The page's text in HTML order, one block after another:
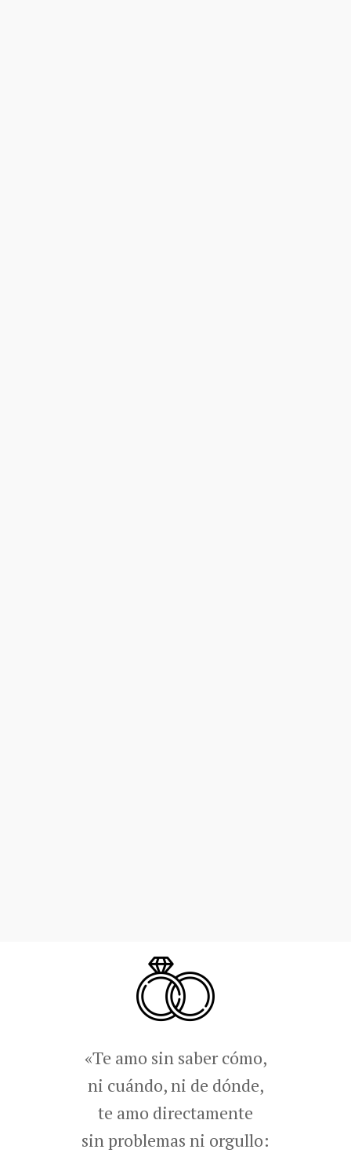
«Te amo sin saber cómo,
ni cuándo, ni de dónde,
te amo directamente
sin problemas ni orgullo: